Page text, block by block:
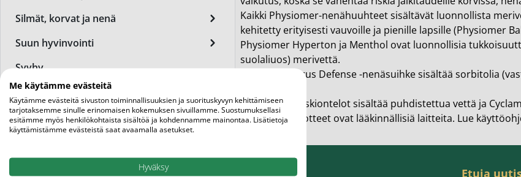
Silmät, korvat ja nenä
Suun hyvinvointi
Syyhy
Tupakoinnin lopettaminen
Uni ja nukkuminen
Miesten ihonhoito ja parranajo
Perusvoiteet
Päivävoiteet
Silmänympärysvoiteet
Kaikki Physiomer-nenähuuhteet sisältävät luonnollista
kehitetty erityisesti vauvoille ja pienille lapsille (Physiomer
Physiomer Hyperton ja Menthol ovat luonnollisia
suolaliuos) merivettä.
Physiomer Virus Defense -nenäsuihke sisältää sorbitolia
Physiomer Poskiontelot sisältää puhdistettua vettä ja
Physiomer-tuotteet ovat lääkinnällisiä laitteita. Lue
Etuja
Me käytämme evästeitä
Käytämme evästeitä sivuston toiminnallisuuksien ja suorituskyvyn kehittämiseen
tarjotaksemme sinulle erinomaisen kokemuksen sivuillamme. Suostumuksellasi
esitämme myös henkilökohtaista sisältöä ja kohdennamme mainontaa. Lisätietoja
käyttämistämme evästeistä saat avaamalla asetukset.
Hyväksy